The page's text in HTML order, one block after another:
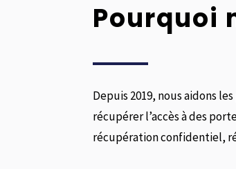
Pourquoi
Depuis 2019, nous aidons
récupérer l’accès à des
récupération confidentiel,